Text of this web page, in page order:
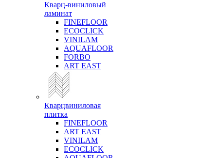
Кварц-виниловый
ламинат
FINEFLOOR
ECOCLICK
VINILAM
AQUAFLOOR
FORBO
ART EAST
Кварцвиниловая
плитка
FINEFLOOR
ART EAST
VINILAM
ECOCLICK